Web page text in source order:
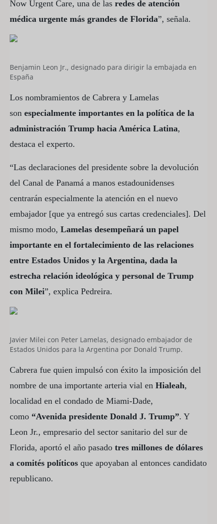
Now Urgent Care, una de las redes de atención
médica urgente más grandes de Florida”, señala.
Benjamin Leon Jr., designado para dirigir la embajada en
España
Los nombramientos de Cabrera y Lamelas
son especialmente importantes en la política de la
administración Trump hacia América Latina,
destaca el experto.
“Las declaraciones del presidente sobre la devolución
del Canal de Panamá a manos estadounidenses
centrarán especialmente la atención en el nuevo
embajador [que ya entregó sus cartas credenciales]. Del
mismo modo, Lamelas desempeñará un papel
importante en el fortalecimiento de las relaciones
entre Estados Unidos y la Argentina, dada la
estrecha relación ideológica y personal de Trump
con Milei”, explica Pedreira.
Javier Milei con Peter Lamelas, designado embajador de
Estados Unidos para la Argentina por Donald Trump.
Cabrera fue quien impulsó con éxito la imposición del
nombre de una importante arteria vial en Hialeah,
localidad en el condado de Miami-Dade,
como “Avenida presidente Donald J. Trump”. Y
Leon Jr., empresario del sector sanitario del sur de
Florida, aportó el año pasado tres millones de dólares
a comités políticos que apoyaban al entonces candidato
republicano.